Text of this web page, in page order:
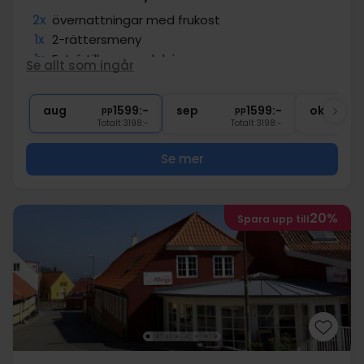
2x övernattningar med frukost
1x 2-rättersmeny
1x Entré till spa-avdelning
Fri tillgång till bastu och pool
∞ Gratis internet och parkering
Se allt som ingår
aug pp1599:-
Totalt 3198:-
sep pp1599:-
Totalt 3198:-
okt
Se mer
Spara upp till20%